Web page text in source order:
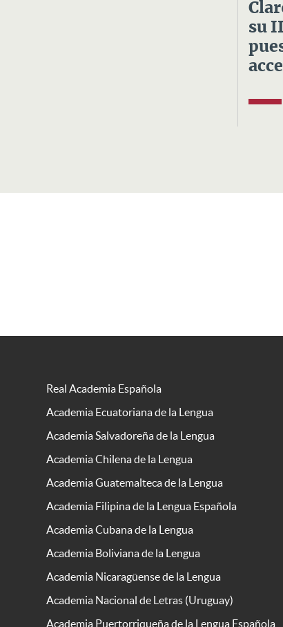
su
Real Academia Española
Academia Ecuatoriana de la Lengua
Academia Salvadoreña de la Lengua
Academia Chilena de la Lengua
Academia Guatemalteca de la Lengua
Academia Filipina de la Lengua Española
Academia Cubana de la Lengua
Academia Boliviana de la Lengua
Academia Nicaragüense de la Lengua
Academia Nacional de Letras (Uruguay)
Academia Puertorriqueña de la Lengua Española